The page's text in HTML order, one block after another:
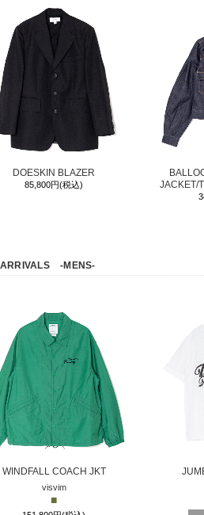
DOESKIN BLAZER
85,800円(税込)
JACKET/
-MENS-
WINDFALL COACH JKT
visvim
■